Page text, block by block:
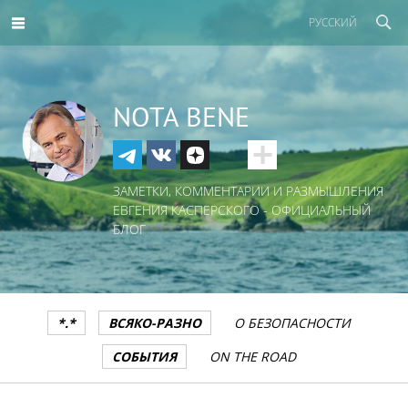
РУССКИЙ
NOTA BENE
ЗАМЕТКИ, КОММЕНТАРИИ И РАЗМЫШЛЕНИЯ
ЕВГЕНИЯ КАСПЕРСКОГО - ОФИЦИАЛЬНЫЙ
БЛОГ
*.* ВСЯКО-РАЗНО
О БЕЗОПАСНОСТИ
СОБЫТИЯ
ON THE ROAD